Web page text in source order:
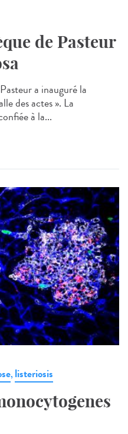
de Pasteur
a inauguré la
des actes ». La
à la...
, listeriosis